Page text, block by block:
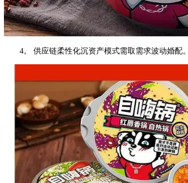
4。 供应链柔性化沉资产模式需取需求波动婚配。